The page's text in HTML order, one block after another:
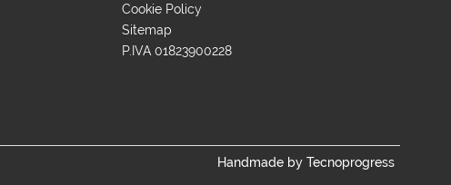
Cookie Policy
Sitemap
P.IVA 01823900228
Handmade by Tecnoprogress